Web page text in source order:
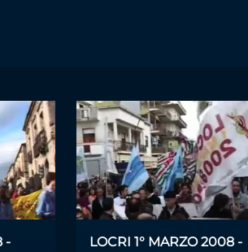
-
LOCRI 1° MARZO 2008 -